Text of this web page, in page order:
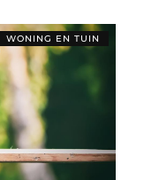
WONING EN TUIN